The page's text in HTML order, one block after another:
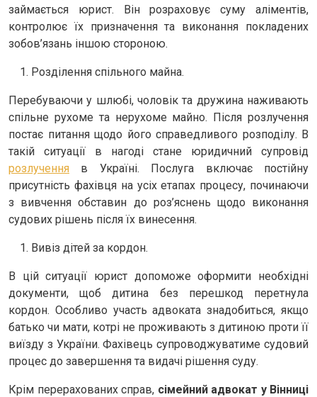
займається юрист. Він розраховує суму аліментів,
контролює їх призначення та виконання покладених
зобов’язань іншою стороною.
Розділення спільного майна.
Перебуваючи у шлюбі, чоловік та дружина наживають
спільне рухоме та нерухоме майно. Після розлучення
постає питання щодо його справедливого розподілу. В
такій ситуації в нагоді стане юридичний супровід
розлучення в Україні. Послуга включає постійну
присутність фахівця на усіх етапах процесу, починаючи
з вивчення обставин до роз’яснень щодо виконання
судових рішень після їх винесення.
Вивіз дітей за кордон.
В цій ситуації юрист допоможе оформити необхідні
документи, щоб дитина без перешкод перетнула
кордон. Особливо участь адвоката знадобиться, якщо
батько чи мати, котрі не проживають з дитиною проти її
виїзду з України. Фахівець супроводжуватиме судовий
процес до завершення та видачі рішення суду.
Крім перерахованих справ, сімейний адвокат у Вінниці